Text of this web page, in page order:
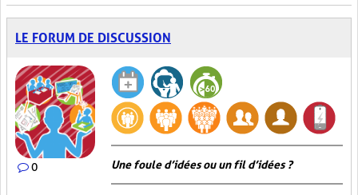
LE FORUM DE DISCUSSION
0 Une foule d’idées ou un fil d’idées ?